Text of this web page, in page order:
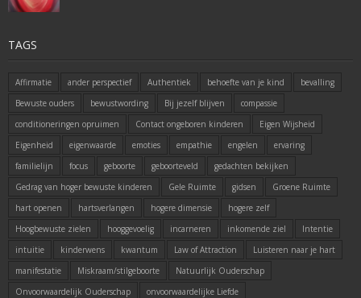
TAGS
Affirmatie ander perspectief Authentiek behoefte van je kind
bevalling
Bewuste ouders
bewustwording Bij jezelf blijven
compassie
conditioneringen opruimen
Contact ongeboren kinderen
Eigen Wijsheid
Eigenheid
eigenwaarde emoties empathie engelen
ervaring
familielijn
focus geboorte geboorteveld
gedachten bekijken
Gedrag van hoger bewuste kinderen
Gele Ruimte gidsen
Groene Ruimte
hart openen
hartsverlangen hogere dimensie
hogere zelf
Hoogbewuste zielen
hooggevoelig incarneren inkomende ziel
Intentie
intuitie
kinderwens kwantum Law of Attraction
Luisteren naar je hart
manifestatie
Miskraam/stilgeboorte
Natuurlijk Ouderschap
Onvoorwaardelijk Ouderschap
onvoorwaardelijke Liefde